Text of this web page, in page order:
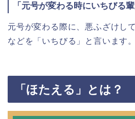
「元号が変わる時にいちびる
元号が変わる際に、悪ふざけし
などを「いちびる」と言います。
「ほたえる」とは？